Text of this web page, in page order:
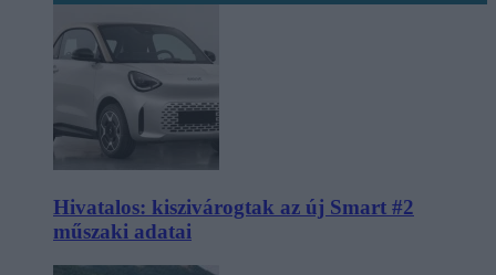
Hivatalos: kiszivárogtak az új Smart #2
műszaki adatai